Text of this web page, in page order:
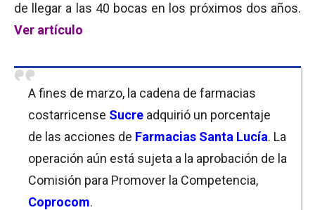
de llegar a las 40 bocas en los próximos dos años.
Ver artículo
A fines de marzo, la cadena de farmacias
costarricense Sucre adquirió un porcentaje
de las acciones de Farmacias Santa Lucía. La
operación aún está sujeta a la aprobación de la
Comisión para Promover la Competencia,
Coprocom.